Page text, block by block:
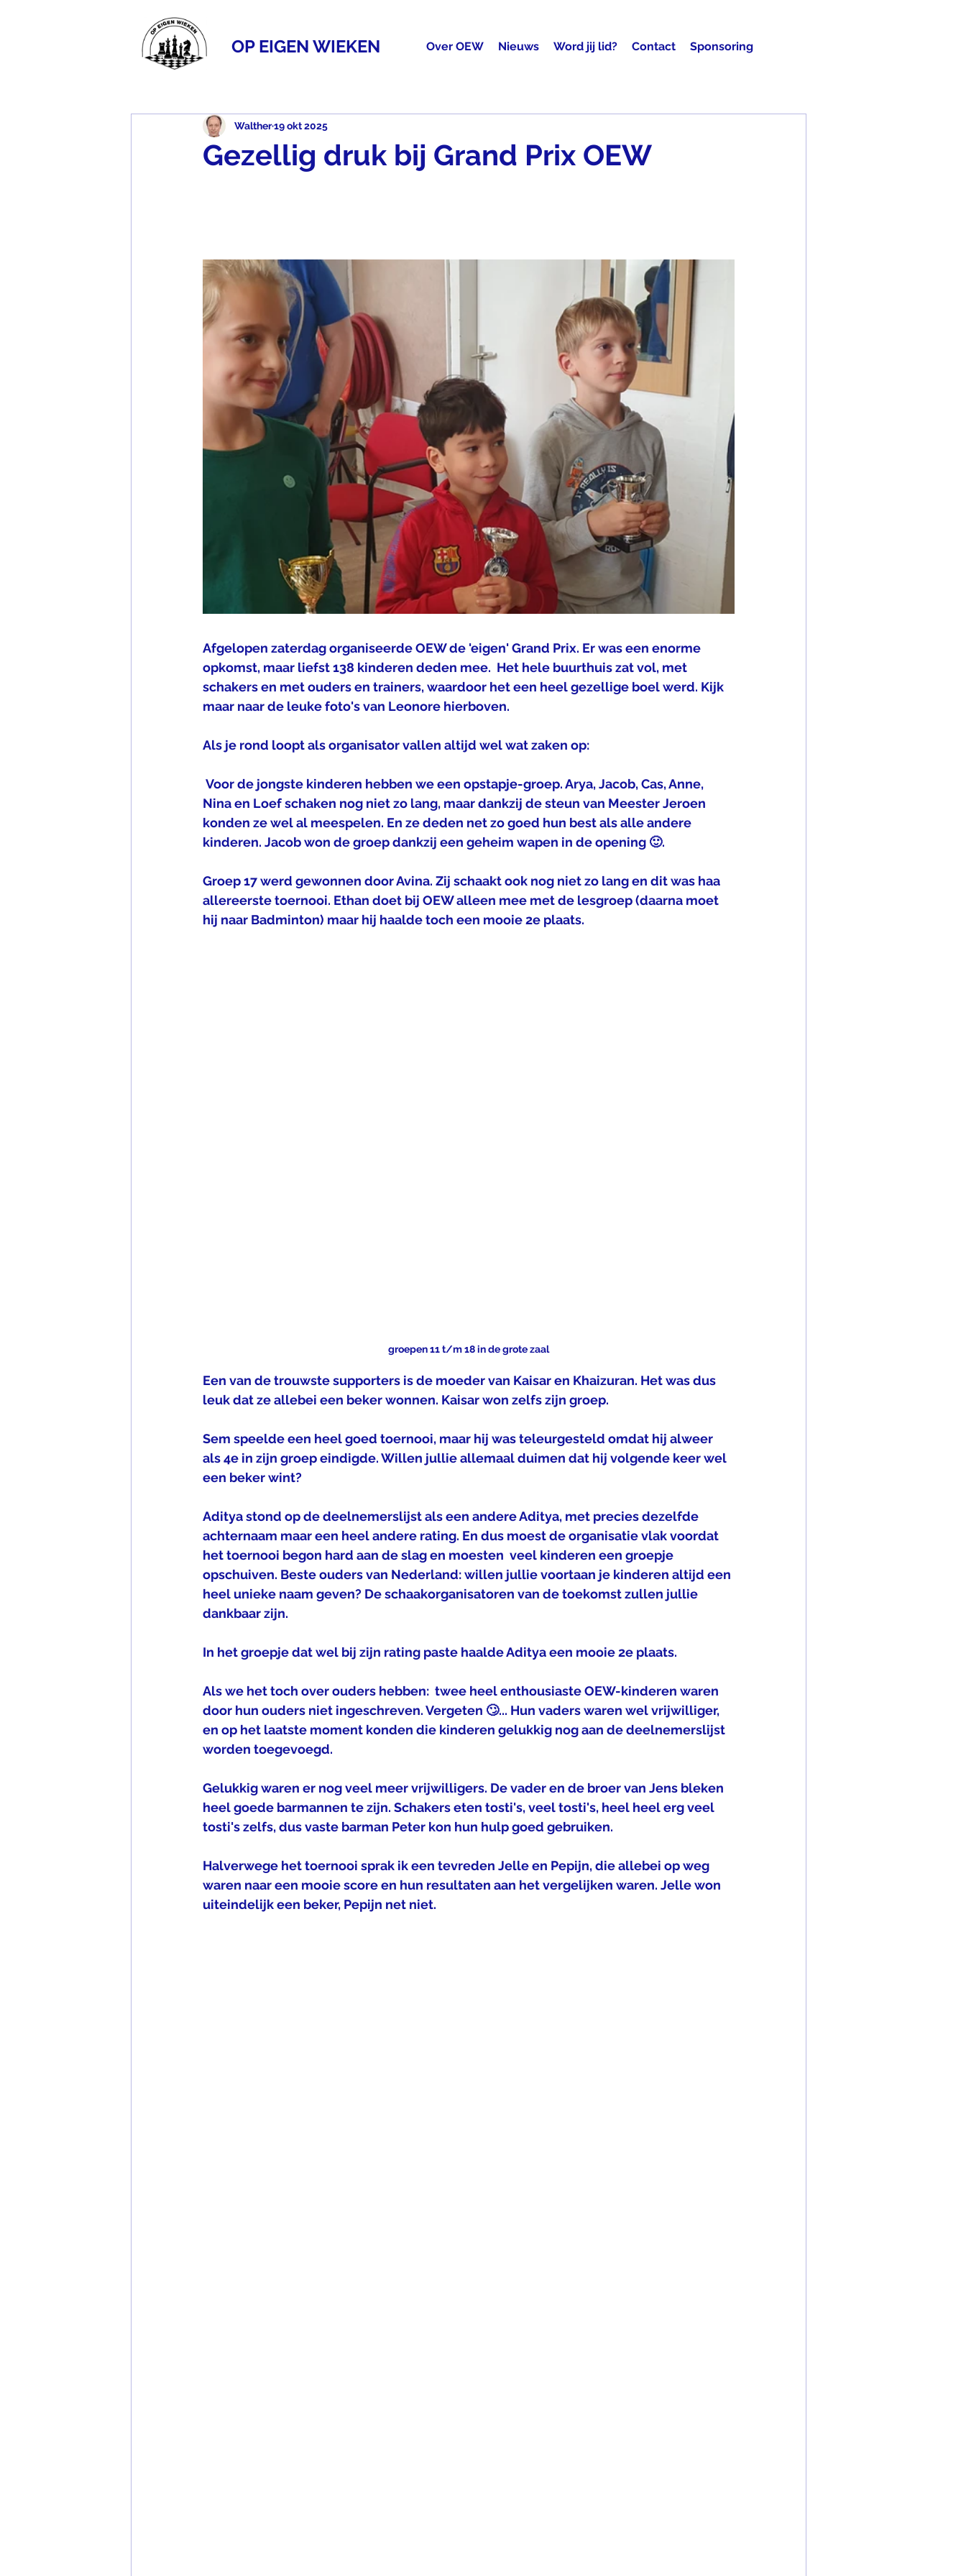
OP EIGEN WIEKEN Over OEW Nieuws Word jij lid? Contact Sponsoring
Gezellig druk bij Grand Prix OEW
Walther19 okt 2025
Afgelopen zaterdag organiseerde OEW de 'eigen' Grand Prix. Er was een enorme
opkomst, maar liefst 138 kinderen deden mee.  Het hele buurthuis zat vol, met
schakers en met ouders en trainers, waardoor het een heel gezellige boel werd. Kijk
maar naar de leuke foto's van Leonore hierboven.
Als je rond loopt als organisator vallen altijd wel wat zaken op:
Nina en Loef schaken nog niet zo lang, maar dankzij de steun van Meester Jeroen
konden ze wel al meespelen. En ze deden net zo goed hun best als alle andere
kinderen. Jacob won de groep dankzij een geheim wapen in de opening 🙂.
Groep 17 werd gewonnen door Avina. Zij schaakt ook nog niet zo lang en dit was haa
allereerste toernooi. Ethan doet bij OEW alleen mee met de lesgroep (daarna moet
hij naar Badminton) maar hij haalde toch een mooie 2e plaats.
groepen 11 t/m 18 in de grote zaal
Een van de trouwste supporters is de moeder van Kaisar en Khaizuran. Het was dus
leuk dat ze allebei een beker wonnen. Kaisar won zelfs zijn groep.
Sem speelde een heel goed toernooi, maar hij was teleurgesteld omdat hij alweer
als 4e in zijn groep eindigde. Willen jullie allemaal duimen dat hij volgende keer wel
een beker wint?
Aditya stond op de deelnemerslijst als een andere Aditya, met precies dezelfde
achternaam maar een heel andere rating. En dus moest de organisatie vlak voordat
het toernooi begon hard aan de slag en moesten  veel kinderen een groepje
opschuiven. Beste ouders van Nederland: willen jullie voortaan je kinderen altijd een
heel unieke naam geven? De schaakorganisatoren van de toekomst zullen jullie
dankbaar zijn.
In het groepje dat wel bij zijn rating paste haalde Aditya een mooie 2e plaats.
Als we het toch over ouders hebben:  twee heel enthousiaste OEW-kinderen waren
door hun ouders niet ingeschreven. Vergeten 🙄... Hun vaders waren wel vrijwilliger,
en op het laatste moment konden die kinderen gelukkig nog aan de deelnemerslijst
worden toegevoegd.
Gelukkig waren er nog veel meer vrijwilligers. De vader en de broer van Jens bleken
heel goede barmannen te zijn. Schakers eten tosti's, veel tosti's, heel heel erg veel
tosti's zelfs, dus vaste barman Peter kon hun hulp goed gebruiken.
Halverwege het toernooi sprak ik een tevreden Jelle en Pepijn, die allebei op weg
waren naar een mooie score en hun resultaten aan het vergelijken waren. Jelle won
uiteindelijk een beker, Pepijn net niet.